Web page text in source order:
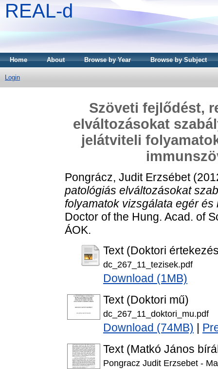
REAL-d
Home About Browse by Year Browse by Subject
Login
Szöveti fejlődést,
elváltozásokat
jelátviteli
Pongrácz, Judit Erzsébet
patológiás elváltozásokat
folyamatok vizsgálata egér
Doctor of the Hung. Acad. of
ÁOK.
Text (Doktori
dc_267_11_tezisek.pdf
Download (1MB)
Text (Doktori mű)
dc_267_11_doktori_mu.pdf
Download (74MB)
Text (Matkó János
Pongracz Judit Erzsebet -